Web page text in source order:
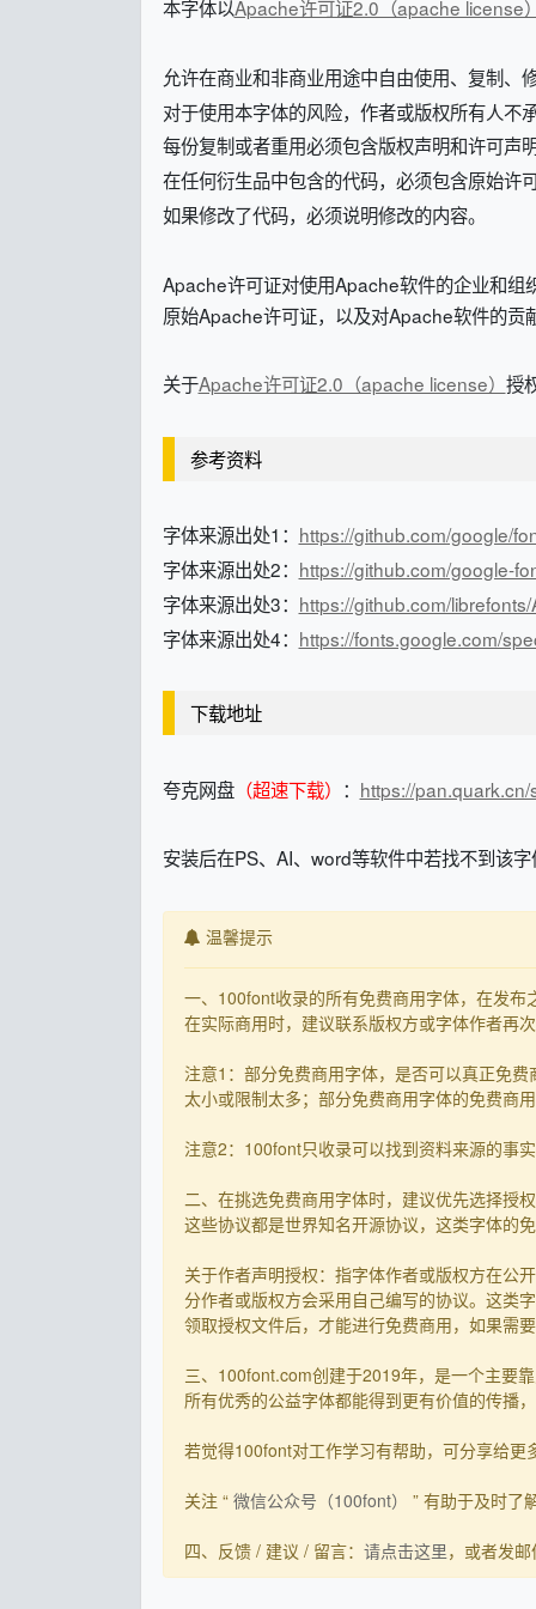
本字体以Apache许可证2.0（apache license
允许在商业和非商业用途中自由使用、复制、
对于使用本字体的风险，作者或版权所有人不
每份复制或者重用必须包含版权声明和许可声
在任何衍生品中包含的代码，必须包含原始许
如果修改了代码，必须说明修改的内容。
Apache许可证对使用Apache软件的企业和组
原始Apache许可证，以及对Apache软件的贡
关于Apache许可证2.0（apache license） 授
参考资料
字体来源出处1： https://github.com/google/
字体来源出处2： https://github.com/google-
字体来源出处3： https://github.com/
字体来源出处4： https://fonts.google.com/
下载地址
夸克网盘（超速下载） ： https://
安装后在PS、AI、word等软件中若找不到该
温馨提示
一、100font收录的所有免费商用字体，在发
在实际商用时，建议联系版权方或字体作者再
注意1：部分免费商用字体，是否可以真正免
太小或限制太多；部分免费商用字体的免费商
注意2：100font只收录可以找到资料来源的事
二、在挑选免费商用字体时，建议优先选择授
这些协议都是世界知名开源协议，这类字体的
关于作者声明授权：指字体作者或版权方在公
分作者或版权方会采用自己编写的协议。这类
领取授权文件后，才能进行免费商用，如果需
三、100font.com创建于2019年，是一个主要
所有优秀的公益字体都能得到更有价值的传播
若觉得100font对工作学习有帮助，可分享给更
关注 “ 微信公众号（100font） ” 有助于及时了
四、反馈 / 建议 / 留言： 请点击这里，或者发